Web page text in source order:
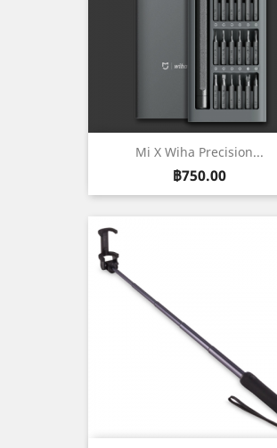
Mi X Wiha Precision...
ราคา
฿750.00